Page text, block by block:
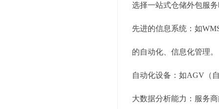
选择一站式仓储外包服
先进的信息系统：如
的自动化、信息化管理。
自动化设备：如AGV（
大数据分析能力：服务